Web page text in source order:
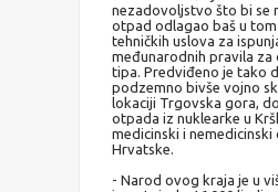
nezadovoljstvo što bi se
otpad odlagao baš u
tehničkih uslova za
međunarodnih pravila
tipa. Predviđeno je tako
podzemno bivše vojno
lokaciji Trgovska gora,
otpada iz nuklearke u
medicinski i nemedicinski
Hrvatske.
- Narod ovog kraja je u